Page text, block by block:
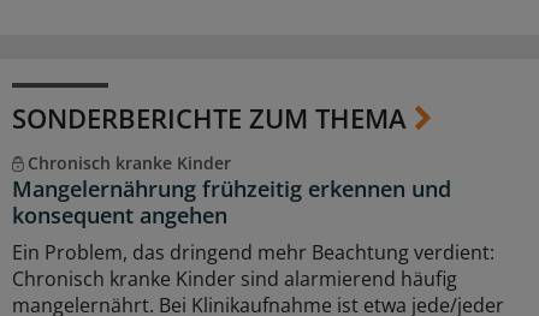
SONDERBERICHTE ZUM THEMA
Chronisch kranke Kinder
Mangelernährung frühzeitig erkennen und
konsequent angehen
Ein Problem, das dringend mehr Beachtung verdient:
Chronisch kranke Kinder sind alarmierend häufig
mangelernährt. Bei Klinikaufnahme ist etwa jede/jeder